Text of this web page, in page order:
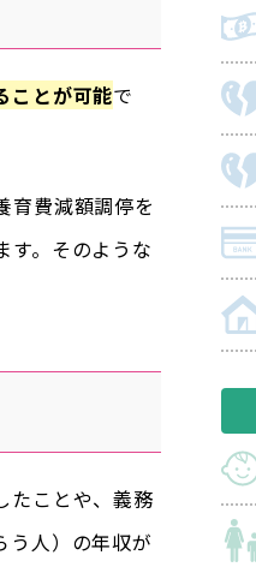
ことが可能で
育費減額調停を
す。そのような
たことや、義務
う人）の年収が